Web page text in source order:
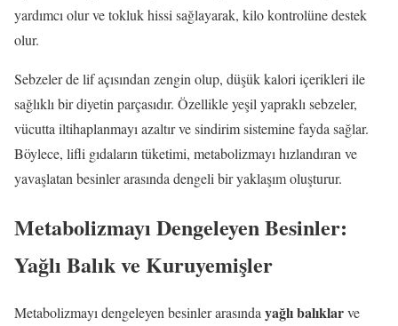
yardımcı olur ve tokluk hissi sağlayarak, kilo kontrolüne destek
olur.
Sebzeler de lif açısından zengin olup, düşük kalori içerikleri ile
sağlıklı bir diyetin parçasıdır. Özellikle yeşil yapraklı sebzeler,
vücutta iltihaplanmayı azaltır ve sindirim sistemine fayda sağlar.
Böylece, lifli gıdaların tüketimi, metabolizmayı hızlandıran ve
yavaşlatan besinler arasında dengeli bir yaklaşım oluşturur.
Metabolizmayı Dengeleyen Besinler:
Yağlı Balık ve Kuruyemişler
Metabolizmayı dengeleyen besinler arasındayağlı balıklarve